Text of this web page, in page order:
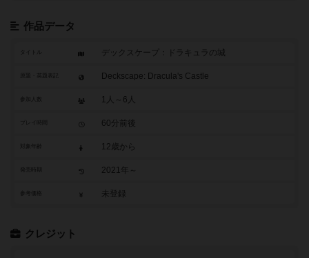
作品データ
タイトル デックスケープ：ドラキュラの城
Deckscape: Dracula's Castle
参加人数 1人～6人
60分前後
12歳から
2021年～
参考価格 未登録
クレジット